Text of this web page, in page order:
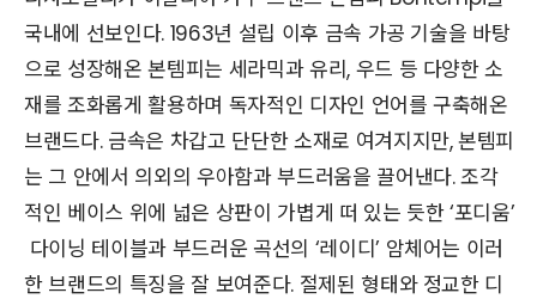
국내에 선보인다. 1963년 설립 이후 금속 가공 기술을 바탕
으로 성장해온 본템피는 세라믹과 유리, 우드 등 다양한 소
재를 조화롭게 활용하며 독자적인 디자인 언어를 구축해온
브랜드다. 금속은 차갑고 단단한 소재로 여겨지지만, 본템피
는 그 안에서 의외의 우아함과 부드러움을 끌어낸다. 조각
적인 베이스 위에 넓은 상판이 가볍게 떠 있는 듯한 ‘포디움’
다이닝 테이블과 부드러운 곡선의 ‘레이디’ 암체어는 이러
한 브랜드의 특징을 잘 보여준다. 절제된 형태와 정교한 디